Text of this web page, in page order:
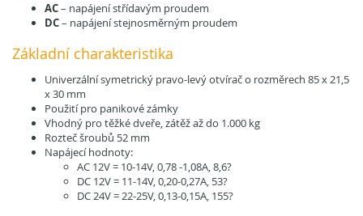
AC– napájení střídavým proudem
DC– napájení stejnosměrným proudem
Základní charakteristika
Univerzální symetrický pravo-levý otvírač o rozměrech 85 x 21,5
x 30 mm
Použití pro panikové zámky
Vhodný pro těžké dveře, zátěž až do 1.000 kg
Rozteč šroubů 52 mm
Napájecí hodnoty:
AC 12V = 10-14V, 0,78 -1,08A, 8,6?
DC 12V = 11-14V, 0,20-0,27A, 53?
DC 24V = 22-25V, 0,13-0,15A, 155?